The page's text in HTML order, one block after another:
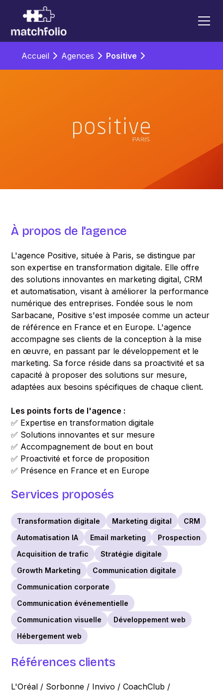
Accueil Agences Positive
À propos de l'agence
L'agence Positive, située à Paris, se distingue par
son expertise en transformation digitale. Elle offre
des solutions innovantes en marketing digital, CRM
et automatisation, visant à améliorer la performance
numérique des entreprises. Fondée sous le nom
Sarbacane, Positive s'est imposée comme un acteur
de référence en France et en Europe. L'agence
accompagne ses clients de la conception à la mise
en œuvre, en passant par le développement et le
marketing. Sa force réside dans sa proactivité et sa
capacité à proposer des solutions sur mesure,
adaptées aux besoins spécifiques de chaque client.
Les points forts de l'agence :
✅ Expertise en transformation digitale
✅ Solutions innovantes et sur mesure
✅ Accompagnement de bout en bout
✅ Proactivité et force de proposition
✅ Présence en France et en Europe
Services proposés
Transformation digitale Marketing digital
CRM
Automatisation IA
Email marketing
Prospection
Acquisition de trafic
Stratégie digitale
Growth Marketing
Communication digitale
Communication corporate
Communication événementielle
Communication visuelle
Développement web
Hébergement web
Références clients
L'Oréal / Sorbonne / Invivo / CoachClub /